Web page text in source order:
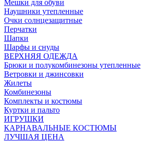
Мешки для обуви
Наушники утепленные
Очки солнцезащитные
Перчатки
Шапки
Шарфы и снуды
ВЕРХНЯЯ ОДЕЖДА
Брюки и полукомбинезоны утепленные
Ветровки и джинсовки
Жилеты
Комбинезоны
Комплекты и костюмы
Куртки и пальто
ИГРУШКИ
КАРНАВАЛЬНЫЕ КОСТЮМЫ
ЛУЧШАЯ ЦЕНА